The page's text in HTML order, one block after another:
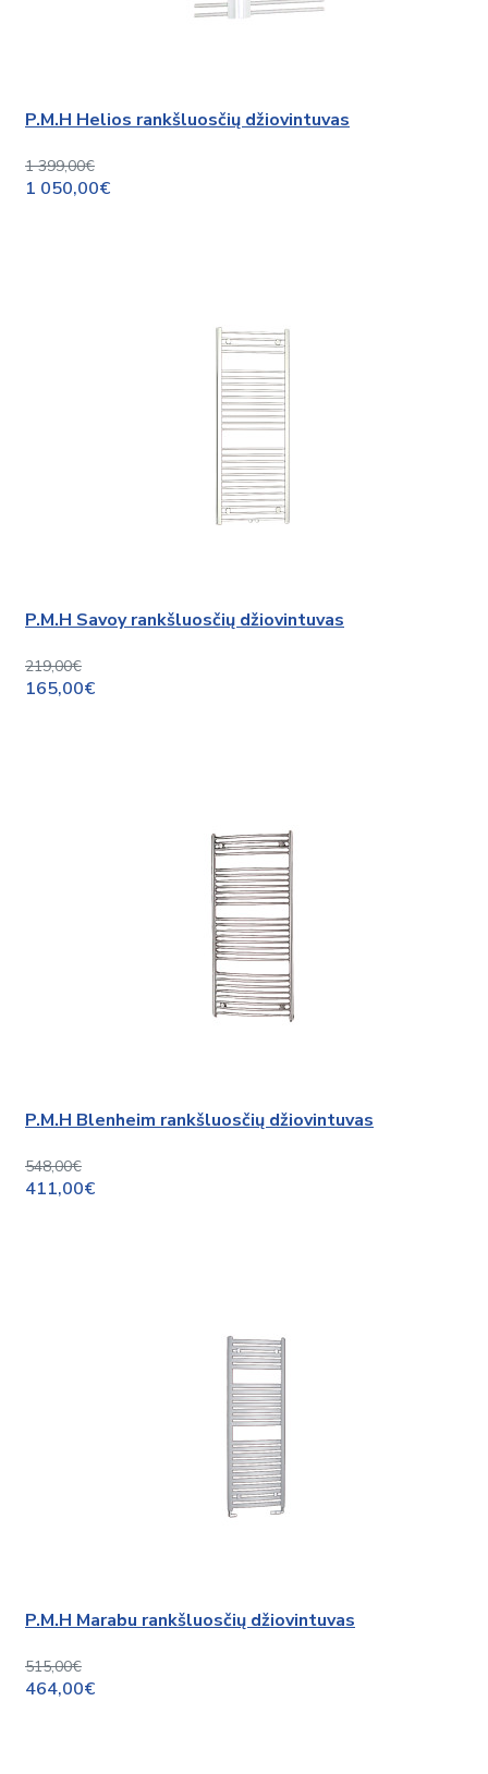
P.M.H Helios rankšluosčių džiovintuvas
1 399,00€
1 050,00€
P.M.H Savoy rankšluosčių džiovintuvas
219,00€
165,00€
P.M.H Blenheim rankšluosčių džiovintuvas
548,00€
411,00€
P.M.H Marabu rankšluosčių džiovintuvas
515,00€
464,00€